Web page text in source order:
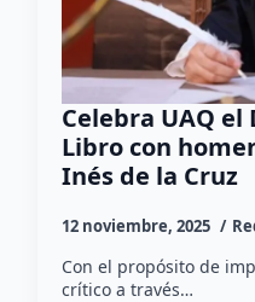
Celebra UAQ
Libro con
Inés de la Cruz
12 noviembre, 2025
Con el propósito de
crítico a través…